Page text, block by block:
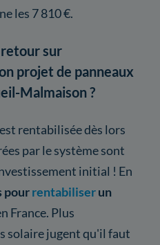
les 7 810 €.
sur
projet de panneaux
Malmaison ?
rentabilisée dès lors
par le système sont
initial ! En
pourrentabiliserun
France. Plus
solaire jugent qu'il faut